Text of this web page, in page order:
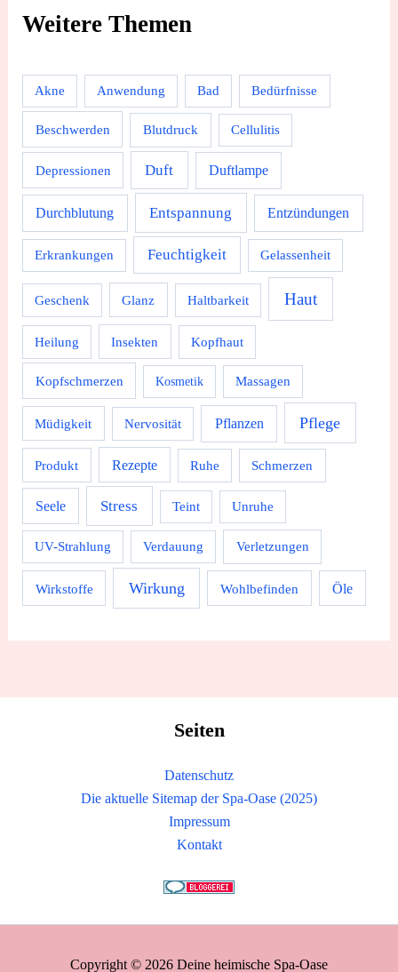
Weitere Themen
Akne Anwendung Bad Bedürfnisse
Beschwerden Blutdruck Cellulitis
Depressionen Duft Duftlampe
Durchblutung Entspannung Entzündungen
Erkrankungen Feuchtigkeit Gelassenheit
Geschenk Glanz Haltbarkeit Haut
Heilung Insekten Kopfhaut
Kopfschmerzen Kosmetik Massagen
Müdigkeit Nervosität Pflanzen Pflege
Produkt Rezepte Ruhe Schmerzen
Seele Stress Teint Unruhe
UV-Strahlung Verdauung Verletzungen
Wirkstoffe Wirkung Wohlbefinden Öle
Seiten
Datenschutz
Die aktuelle Sitemap der Spa-Oase (2025)
Impressum
Kontakt
Copyright © 2026 Deine heimische Spa-Oase